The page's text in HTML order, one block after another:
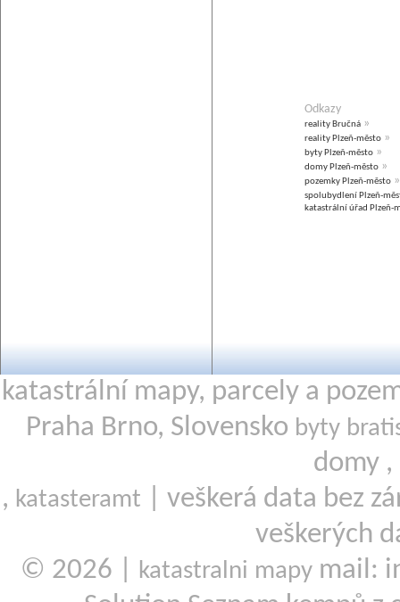
Odkazy
reality Bručná »
reality Plzeň-město »
byty Plzeň-město »
domy Plzeň-město »
pozemky Plzeň-město »
spolubydlení Plzeň-
katastrální úřad Plzeň-
katastrální mapy, parcely a
Praha Brno, Slovensko byty
domy ,
, katasteramt
| veškerá data bez
veškerých
© 2026 |
katastralni mapy mail: